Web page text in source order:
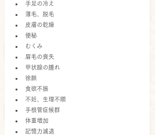
手足の冷え
薄毛、脱毛
皮膚の乾燥
便秘
むくみ
眉毛の喪失
甲状腺の腫れ
徐脈
食欲不振
不妊、生理不順
手根管症候群
体重増加
記憶力減退